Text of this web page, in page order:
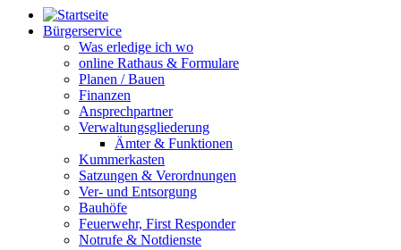
Bürgerservice
Was erledige ich wo
online Rathaus & Formulare
Planen / Bauen
Finanzen
Ansprechpartner
Verwaltungsgliederung
Ämter & Funktionen
Kummerkasten
Satzungen & Verordnungen
Ver- und Entsorgung
Bauhöfe
Feuerwehr, First Responder
Notrufe & Notdienste